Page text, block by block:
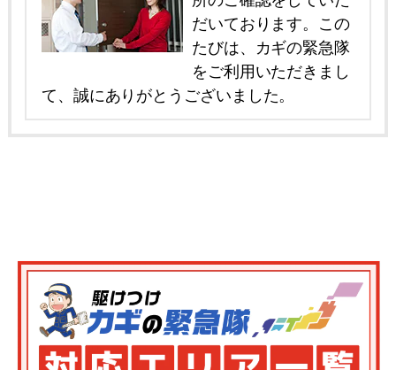
だいております。この
たびは、カギの緊急隊
をご利用いただきまし
て、誠にありがとうございました。